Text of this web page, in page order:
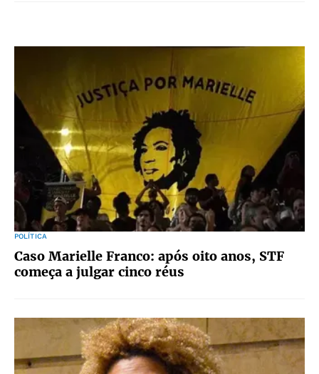
POLÍTICA
Caso Marielle Franco: após oito anos, STF
começa a julgar cinco réus